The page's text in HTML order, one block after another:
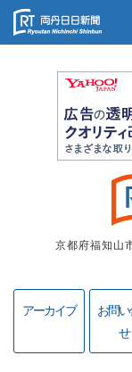
京都府福知山
アーカイブ
お問
せ